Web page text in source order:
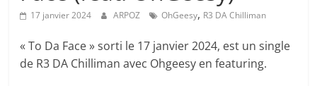
17 janvier 2024 ARPOZ OhGeesy, R3 DA Chilliman
« To Da Face » sorti le 17 janvier 2024, est un single
de R3 DA Chilliman avec Ohgeesy en featuring.